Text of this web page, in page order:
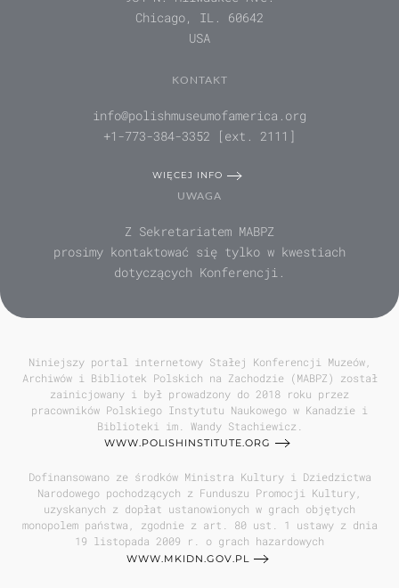
Chicago, IL. 60642
USA
KONTAKT
info@polishmuseumofamerica.org
+1-773-384-3352 [ext. 2111]
WIĘCEJ INFO
UWAGA
Z Sekretariatem MABPZ
prosimy kontaktować się tylko w kwestiach
dotyczących Konferencji.
Niniejszy portal internetowy Stałej Konferencji Muzeów,
Archiwów i Bibliotek Polskich na Zachodzie (MABPZ) został
zainicjowany i był prowadzony do 2018 roku przez
pracowników Polskiego Instytutu Naukowego w Kanadzie i
Biblioteki im. Wandy Stachiewicz.
WWW.POLISHINSTITUTE.ORG
Dofinansowano ze środków Ministra Kultury i Dziedzictwa
Narodowego pochodzących z Funduszu Promocji Kultury,
uzyskanych z dopłat ustanowionych w grach objętych
monopolem państwa, zgodnie z art. 80 ust. 1 ustawy z dnia
19 listopada 2009 r. o grach hazardowych
WWW.MKIDN.GOV.PL